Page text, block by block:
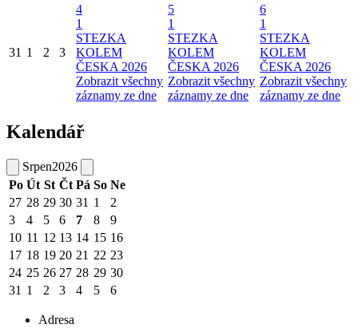
31 1 2 3
4
1
STEZKA
KOLEM
ČESKA 2026
Zobrazit všechny
záznamy ze dne
5
1
STEZKA
KOLEM
ČESKA 2026
Zobrazit všechny
záznamy ze dne
6
1
STEZKA
KOLEM
ČESKA 2026
Zobrazit všechny
záznamy ze dne
Kalendář
Srpen2026
Po Út St Čt Pá So Ne
27 28 29 30 31 1
2
3
4 5 6 7 8
9
10 11 12 13 14 15 16
17 18 19 20 21 22 23
24 25 26 27 28 29 30
31 1 2 3 4 5 6
Adresa